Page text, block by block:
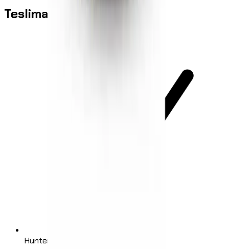
Teslimat kapsamı
Hunter 4G Mini fotokapan